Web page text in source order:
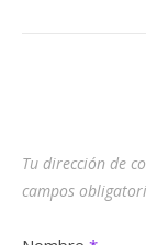
Tu dirección de
campos